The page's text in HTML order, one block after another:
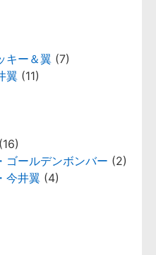
キー＆翼 (7)
翼 (11)
(16)
ゴールデンボンバー (2)
今井翼 (4)